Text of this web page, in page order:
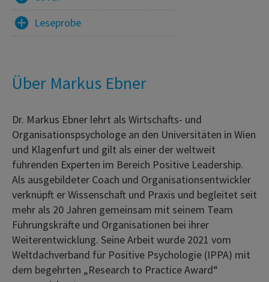
Leseprobe
Über Markus Ebner
Dr. Markus Ebner lehrt als Wirtschafts- und
Organisationspsychologe an den Universitäten in Wien
und Klagenfurt und gilt als einer der weltweit
führenden Experten im Bereich Positive Leadership.
Als ausgebildeter Coach und Organisationsentwickler
verknüpft er Wissenschaft und Praxis und begleitet seit
mehr als 20 Jahren gemeinsam mit seinem Team
Führungskräfte und Organisationen bei ihrer
Weiterentwicklung. Seine Arbeit wurde 2021 vom
Weltdachverband für Positive Psychologie (IPPA) mit
dem begehrten „Research to Practice Award“